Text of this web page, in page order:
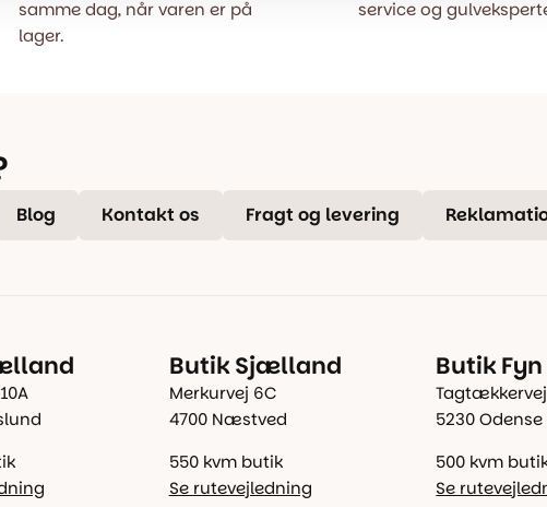
samme dag, når varen er på
lager.
service og
Blog Kontakt os Fragt og levering
Butik Sjælland
Merkurvej 6C
4700 Næstved
550 kvm butik
Se rutevejledning
Butik Fyn
Tagtækkervej
5230 Odense
500 kvm
Se